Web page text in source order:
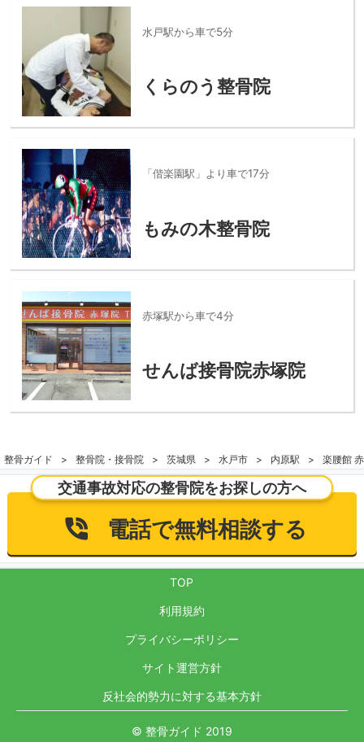
水戸駅から車で5分
くらのう整骨院
「偕楽園駅」より車で17分
もみの木整骨院
赤塚駅から車で4分
せんば接骨院赤塚院
整骨ガイド 整骨院・接骨院 茨城県 水戸市 内原駅 楽腰館
交通事故対応の整骨院をお探しの方へ
電話で無料相談する
TOP
利用規約
プライバシーポリシー
サイト運営方針
反社会的勢力に対する基本方針
© 整骨ガイド 2019